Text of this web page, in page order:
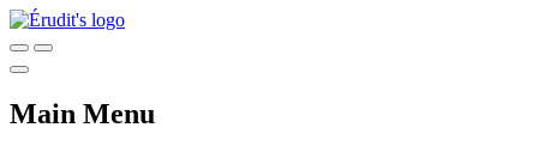
Main Menu